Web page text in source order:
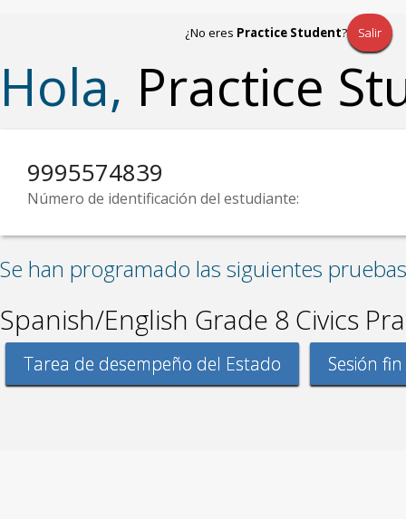
¿No eres Practice Student? Salir
Hola, Practice
9995574839
Número de identificación del estudiante:
Se han programado las siguientes
Spanish/English Grade 8 Civics
Tarea de desempeño del Estado Sesión